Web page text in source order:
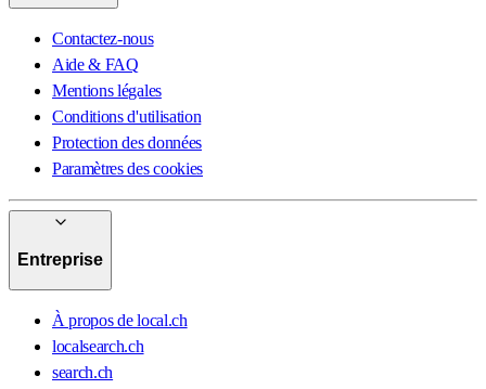
Contactez-nous
Aide & FAQ
Mentions légales
Conditions d'utilisation
Protection des données
Paramètres des cookies
Entreprise
À propos de local.ch
localsearch.ch
search.ch